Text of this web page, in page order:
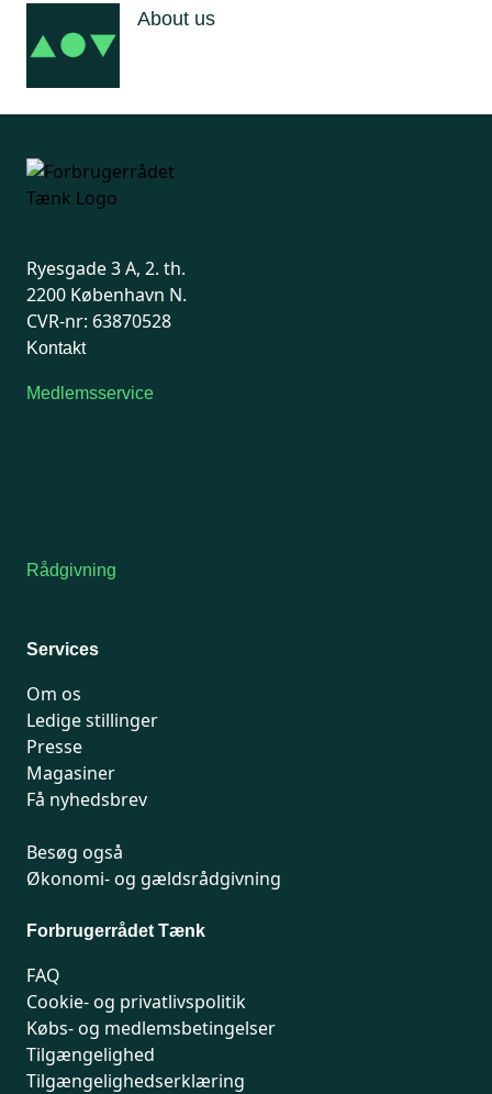
About us
Ryesgade 3 A, 2. th.
2200 København N.
CVR-nr: 63870528
Kontakt
Medlemsservice
Rådgivning
Services
Om os
Ledige stillinger
Presse
Magasiner
Få nyhedsbrev
Besøg også
Økonomi- og gældsrådgivning
Forbrugerrådet Tænk
FAQ
Cookie- og privatlivspolitik
Købs- og medlemsbetingelser
Tilgængelighed
Tilgængelighedserklæring